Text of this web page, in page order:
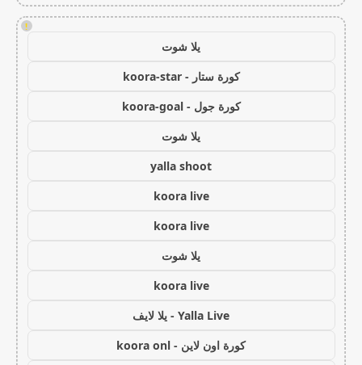
!
يلا شوت
كورة ستار - koora-star
كورة جول - koora-goal
يلا شوت
yalla shoot
koora live
koora live
يلا شوت
koora live
Yalla Live - يلا لايف
كورة اون لاين - koora onl